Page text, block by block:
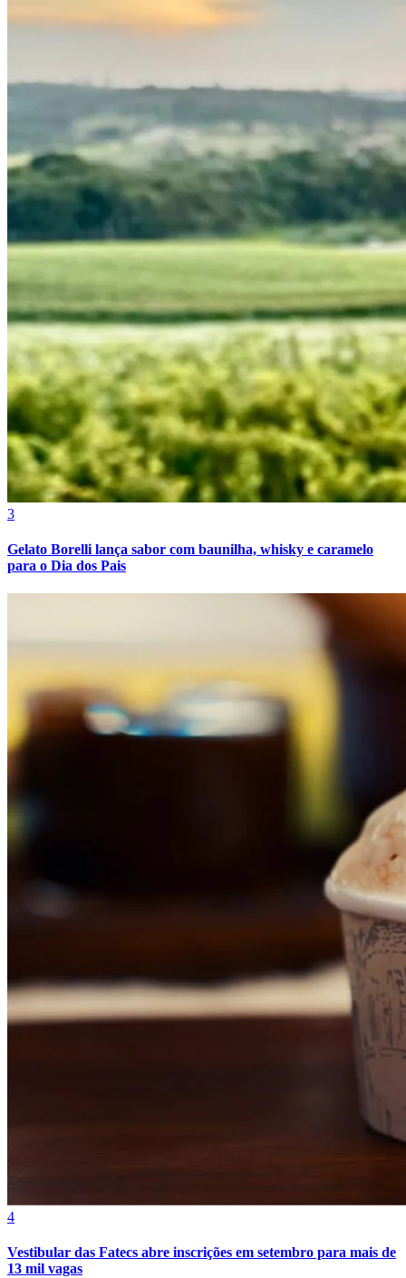
Athletico-PR
Bragantino
3
Gelato Borelli lança sabor com baunilha, whisky e caramelo
para o Dia dos Pais
4
Vestibular das Fatecs abre inscrições em setembro para mais de
13 mil vagas